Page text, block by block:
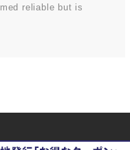
reliable but is